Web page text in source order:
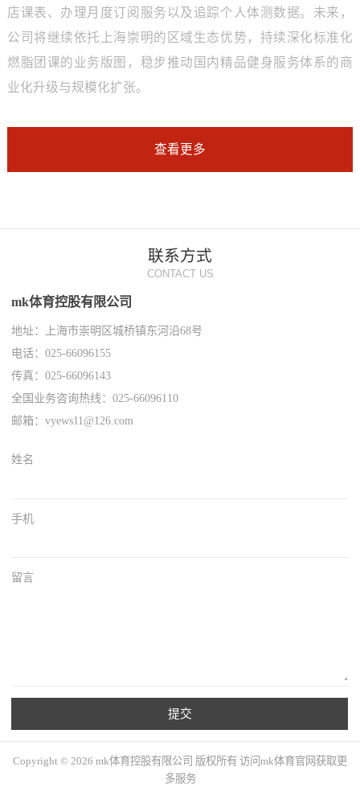
店课表、办理月度订阅服务以及追踪个人体测数据。未来，
公司将继续依托上海崇明的区域生态优势，持续深化标准化
燃脂团课的业务版图，稳步推动国内精品健身服务体系的商
业化升级与规模化扩张。
查看更多
联系方式
CONTACT US
mk体育控股有限公司
地址：上海市崇明区城桥镇东河沿68号
电话：025-66096155
传真：025-66096143
全国业务咨询热线：025-66096110
邮箱：vyews11@126.com
姓名
手机
留言
提交
Copyright © 2026 mk体育控股有限公司 版权所有 访问mk体育官网获取更
多服务